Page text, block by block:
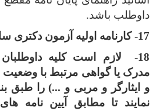
داوطلب باشد.
17- کارنامه اولیه آزمون دکتری سال 1405
18- لازم است کلیه
مدرک یا گواهی مرتبط با
و ایثارگر و مربی و ...) را طبق
نمایند تا مطابق آیین نامه